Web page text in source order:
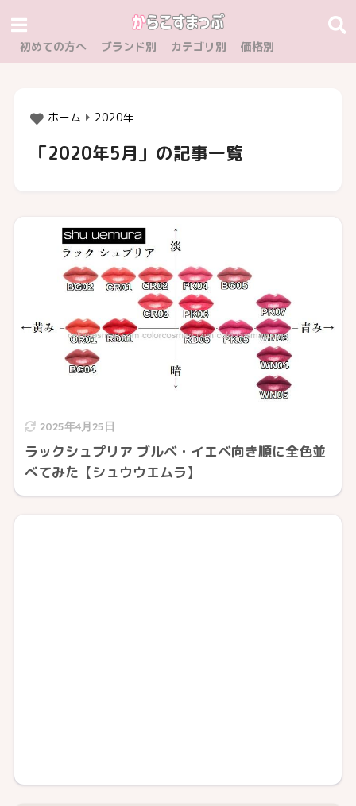
初めての方へ ブランド別 カテゴリ別 価格別
ホーム 2020年
「2020年5月」の記事一覧
2025年4月25日
ラックシュプリア ブルベ・イエベ向き順に全色並
べてみた【シュウウエムラ】